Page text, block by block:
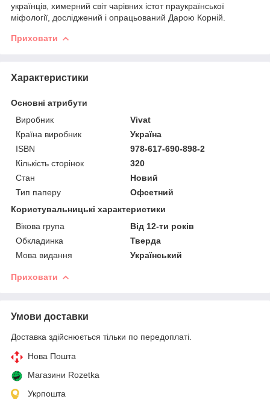
українців, химерний світ чарівних істот праукраїнської
міфології, досліджений і опрацьований Дарою Корній.
Приховати
Характеристики
Основні атрибути
Виробник
Vivat
Країна виробник
Україна
ISBN
978-617-690-898-2
Кількість сторінок
320
Стан
Новий
Тип паперу
Офсетний
Користувальницькі характеристики
Вікова група
Від 12-ти років
Обкладинка
Тверда
Мова видання
Український
Приховати
Умови доставки
Доставка здійснюється тільки по передоплаті.
Нова Пошта
Магазини Rozetka
Укрпошта